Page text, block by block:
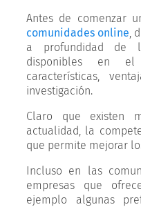
Antes de comenzar
comunidades online,
a profundidad de
disponibles en el
características,
investigación.
Claro que existen
actualidad, la
que permite mejorar
Incluso en las
empresas que
ejemplo algunas